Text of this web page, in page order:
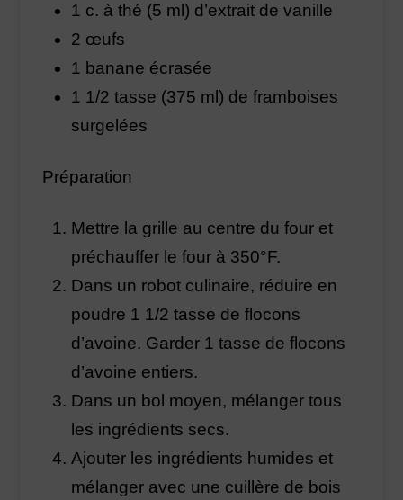
1 c. à thé (5 ml) d’extrait de vanille
2 œufs
1 banane écrasée
1 1/2 tasse (375 ml) de framboises
surgelées
Préparation
Mettre la grille au centre du four et
préchauffer le four à 350°F.
Dans un robot culinaire, réduire en
poudre 1 1/2 tasse de flocons
d’avoine. Garder 1 tasse de flocons
d’avoine entiers.
Dans un bol moyen, mélanger tous
les ingrédients secs.
Ajouter les ingrédients humides et
mélanger avec une cuillère de bois